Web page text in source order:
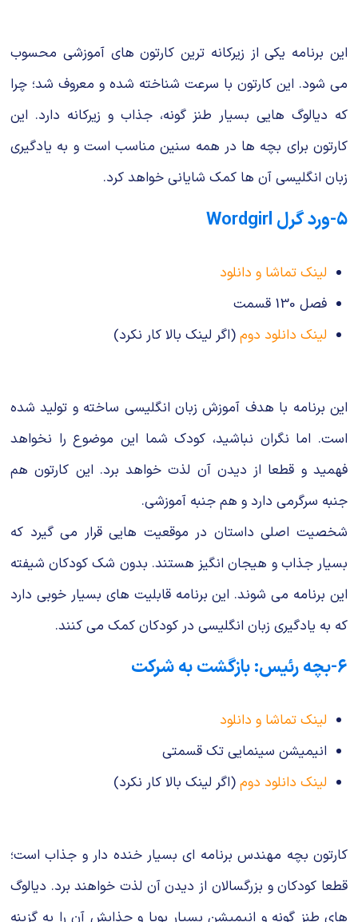
این برنامه یکی از زیرکانه ترین کارتون های آموزشی محسوب
می شود. این کارتون با سرعت شناخته شده و معروف شد؛ چرا
که دیالوگ هایی بسیار طنز گونه، جذاب و زیرکانه دارد. این
کارتون برای بچه ها در همه سنین مناسب است و به یادگیری
زبان انگلیسی آن ها کمک شایانی خواهد کرد.
۵-ورد گرل Wordgirl
لینک تماشا و دانلود
فصل 130 قسمت
لینک دانلود دوم (اگر لینک بالا کار نکرد)
این برنامه با هدف آموزش زبان انگلیسی ساخته و تولید شده
است. اما نگران نباشید، کودک شما این موضوع را نخواهد
فهمید و قطعا از دیدن آن لذت خواهد برد. این کارتون هم
جنبه سرگرمی دارد و هم جنبه آموزشی.
شخصیت اصلی داستان در موقعیت هایی قرار می گیرد که
بسیار جذاب و هیجان انگیز هستند. بدون شک کودکان شیفته
این برنامه می شوند. این برنامه قابلیت های بسیار خوبی دارد
که به یادگیری زبان انگلیسی در کودکان کمک می کنند.
۶-بچه رئیس: بازگشت به شرکت
لینک تماشا و دانلود
انیمیشن سینمایی تک قسمتی
لینک دانلود دوم (اگر لینک بالا کار نکرد)
کارتون بچه مهندس برنامه ای بسیار خنده دار و جذاب است؛
قطعا کودکان و بزرگسالان از دیدن آن لذت خواهند برد. دیالوگ
های طنز گونه و انیمیشن بسیار پویا و جذابش آن را به گزینه